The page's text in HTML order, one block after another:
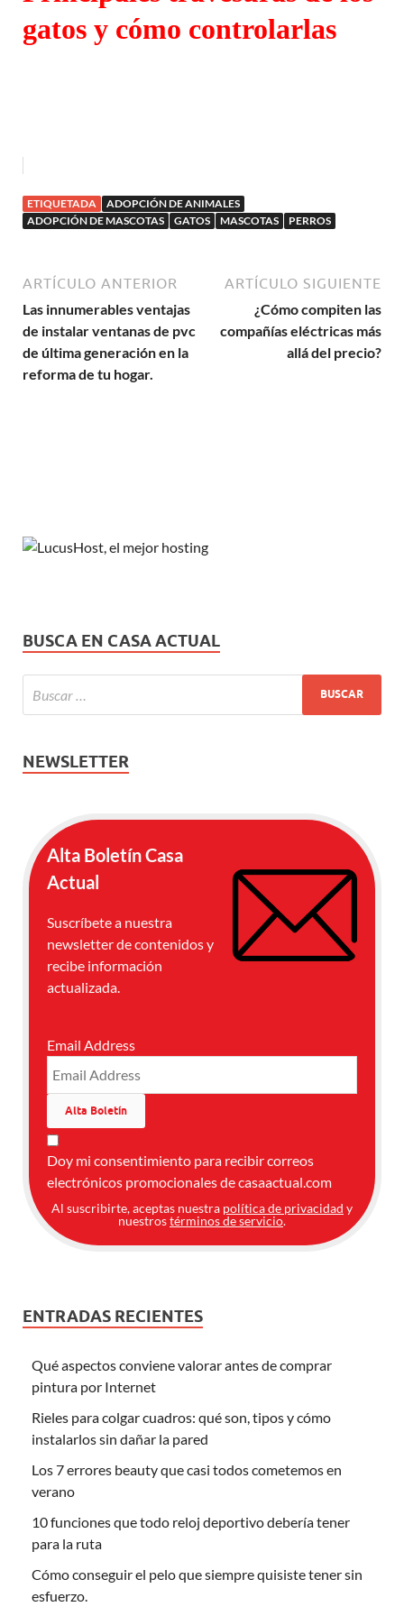
gatos y cómo controlarlas
ETIQUETADA
ADOPCIÓN DE ANIMALES
ADOPCIÓN DE MASCOTAS
GATOS MASCOTAS PERROS
ARTÍCULO ANTERIOR
Las innumerables ventajas
de instalar ventanas de pvc
de última generación en la
reforma de tu hogar.
ARTÍCULO SIGUIENTE
¿Cómo compiten las
compañías eléctricas más
allá del precio?
BUSCA EN CASA ACTUAL
NEWSLETTER
Alta Boletín Casa
Actual
Suscríbete a nuestra
newsletter de contenidos y
recibe información
actualizada.
Email Address
Doy mi consentimiento para recibir correos
electrónicos promocionales de casaactual.com
Al suscribirte, aceptas nuestra política de privacidad y
nuestrostérminos de servicio.
ENTRADAS RECIENTES
Qué aspectos conviene valorar antes de comprar
pintura por Internet
Rieles para colgar cuadros: qué son, tipos y cómo
instalarlos sin dañar la pared
Los 7 errores beauty que casi todos cometemos en
verano
10 funciones que todo reloj deportivo debería tener
para la ruta
Cómo conseguir el pelo que siempre quisiste tener sin
esfuerzo.